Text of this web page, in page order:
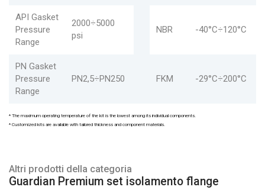
API Gasket
Pressure
Range
2000÷5000
psi
NBR -40°C÷120°C
PN Gasket
Pressure
Range
PN2,5÷PN250 FKM -29°C÷200°C
* The maximum operating temperature of the kit is the lowest among its individual components.
* Customized kits are available with tailored thickness and component materials.
Altri prodotti della categoria
Guardian Premium set isolamento flange